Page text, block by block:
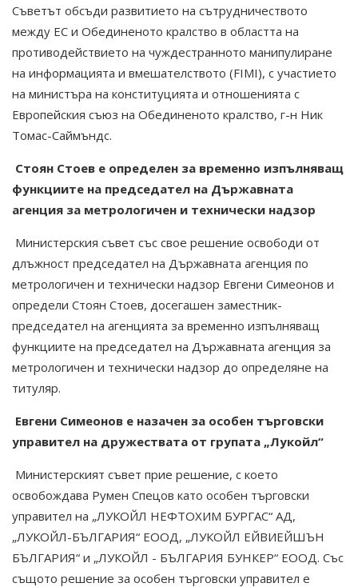
Съветът обсъди развитието на сътрудничеството
между ЕС и Обединеното кралство в областта на
противодействието на чуждестранното манипулиране
на информацията и вмешателството (FIMI), с участието
на министъра на конституцията и отношенията с
Европейския съюз на Обединеното кралство, г-н Ник
Томас-Саймъндс.
Стоян Стоев е определен за временно изпълняващ
функциите на председател на Държавната
агенция за метрологичен и технически надзор
Министерския съвет със свое решение освободи от
длъжност председател на Държавната агенция по
метрологичен и технически надзор Евгени Симеонов и
определи Стоян Стоев, досегашен заместник-
председател на агенцията за временно изпълняващ
функциите на председател на Държавната агенция за
метрологичен и технически надзор до определяне на
титуляр.
Евгени Симеонов е назачен за особен търговски
управител на дружествата от групата „Лукойл“
Министерският съвет прие решение, с което
освобождава Румен Спецов като особен търговски
управител на „ЛУКОЙЛ НЕФТОХИМ БУРГАС“ АД,
„ЛУКОЙЛ-БЪЛГАРИЯ“ ЕООД, „ЛУКОЙЛ ЕЙВИЕЙШЪН
БЪЛГАРИЯ“ и „ЛУКОЙЛ - БЪЛГАРИЯ БУНКЕР“ ЕООД. Със
същото решение за особен търговски управител е